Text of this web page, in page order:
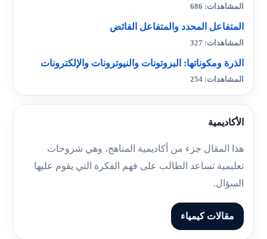
المشاهدات: 686
المتفاعل المحدد والمتفاعل الفائض
المشاهدات: 327
الذرة ومكوناتها: البروتونات والنيوترونات والإلكترونات
المشاهدات: 254
الأكاديمية
هذا المقال جزء من أكاديمية المناهج، وهي شروحات
تعليمية تساعد الطالب على فهم الفكرة التي يقوم عليها
السؤال.
مقالات كيمياء